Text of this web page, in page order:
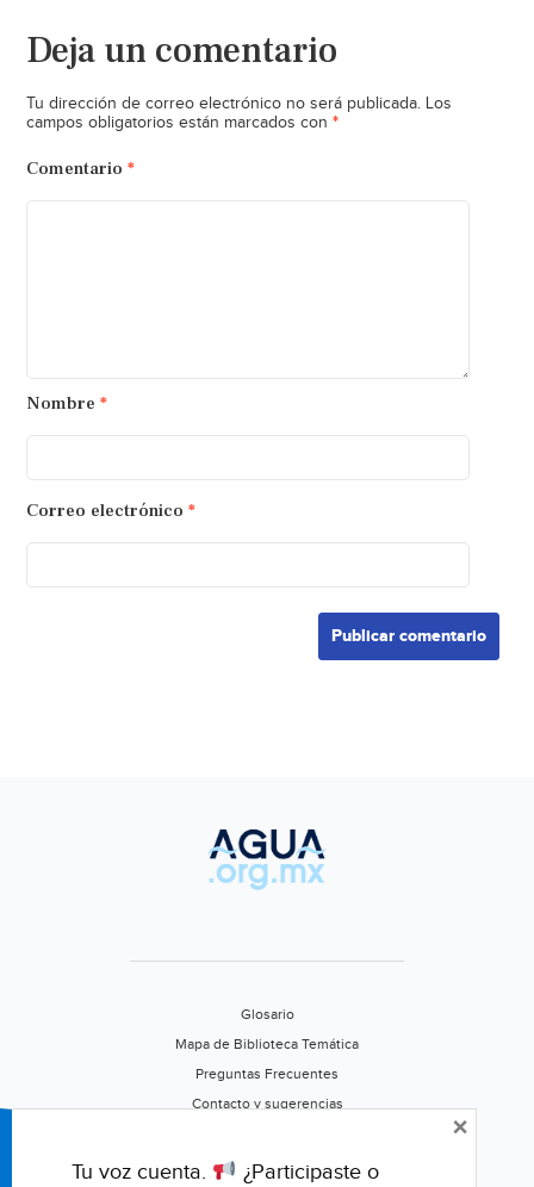
Deja un comentario
Tu dirección de correo electrónico no será publicada. Los
campos obligatorios están marcados con *
Comentario *
Nombre *
Correo electrónico *
Glosario
Mapa de Biblioteca Temática
Preguntas Frecuentes
Contacto y sugerencias
Califica este portal
Tu voz cuenta. ¿Participaste o
×